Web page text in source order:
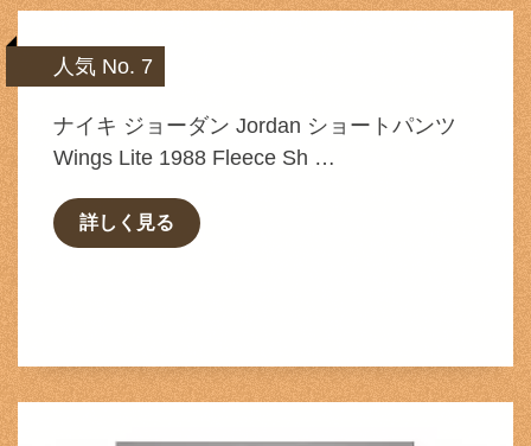
人気 No. 7
ナイキ ジョーダン Jordan ショートパンツ
Wings Lite 1988 Fleece Sh …
詳しく見る